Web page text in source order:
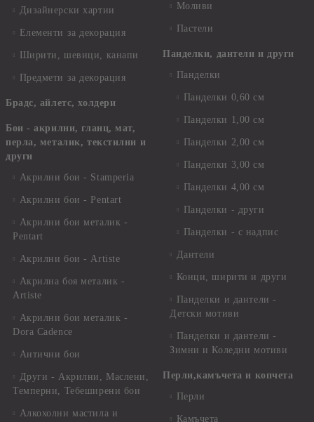
Дизайнерски хартии
Елементи за декорация
Ширити, шевици, канапи
Предмети за декорация
Брадс, айлетс, холдери
Бои - акрилни, гланц, мат,
перла, металик, текстилни и
други
Акрилни бои - Stamperia
Акрилни бои - Pentart
Акрилни бои металик -
Pentart
Акрилни бои - Artiste
Акрилна боя металик -
Artiste
Акрилни бои металик -
Dora Cadence
Антични бои
Други - Акрилни, Маслени,
Темперни, Тебеширени бои
Алкохолни мастила и
Моливи
Пастели
Панделки, дантели и други
Панделки
Панделки 0,60 см
Панделки 1,00 см
Панделки 2,00 см
Панделки 3,00 см
Панделки 4,00 см
Панделки - други
Панделки - с надпис
Дантели
Конци, ширити и други
Панделки и дантели -
Детски мотиви
Панделки и дантели -
Зимни и Коледни мотиви
Перли,камъчета и копчета
Перли
Камъчета